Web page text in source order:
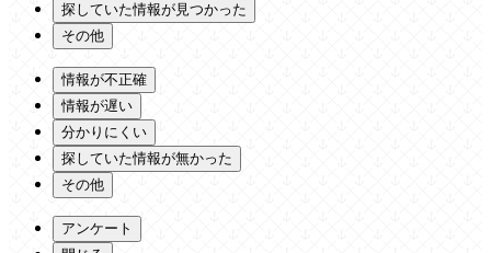
探していた情報が見つかった
その他
情報が不正確
情報が遅い
分かりにくい
探していた情報が無かった
その他
アンケート